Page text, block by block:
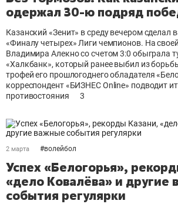
одержал 30-ю подряд
Казанский «Зенит» в среду вечером сделал
«Финалу четырех» Лиги чемпионов. На
Владимира Алекно со счетом 3:0 обыграла
«Халкбанк», который ранее выбил из
трофей его прошлогоднего обладателя
корреспондент «БИЗНЕС Online» подводит
противостояния
3
2 марта #волейбол
Успех «Белогорья»,
«дело Ковалёва» и другие
события регулярки